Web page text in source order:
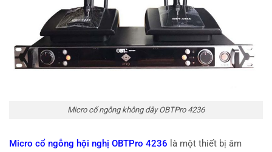
Micro cổ ngỗng không dây OBTPro 4236
Micro cổ ngỗng hội nghị OBTPro 4236 là một thiết bị âm